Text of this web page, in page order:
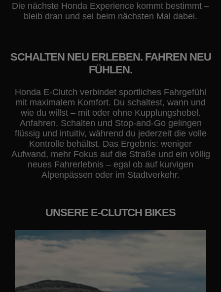
Die nächste Honda Experience kommt bestimmt –
bleib dran und sei beim nächsten Mal dabei.
SCHALTEN NEU ERLEBEN. FAHREN NEU
FÜHLEN.
Honda E-Clutch verbindet sportliches Fahrgefühl
mit maximalem Komfort. Du schaltest, wann und
wie du willst – mit oder ohne Kupplungshebel.
Anfahren, Schalten und Stop-and-Go gelingen
flüssig und intuitiv, während du jederzeit die volle
Kontrolle behältst. Das Ergebnis: weniger
Aufwand, mehr Fokus auf die Straße und ein völlig
neues Fahrerlebnis – egal ob auf kurvigen
Alpenpässen oder im Stadtverkehr.
UNSERE E-CLUTCH BIKES